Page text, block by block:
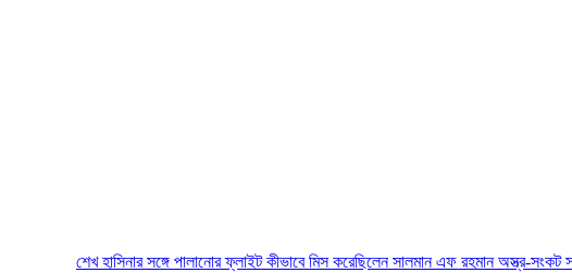
শেখ হাসিনার সঙ্গে পালানোর ফ্লাইট কীভাবে মিস করেছিলেন সালমান এফ রহমানঅস্ত্র-সংকট সম্পর্কে জানতেন